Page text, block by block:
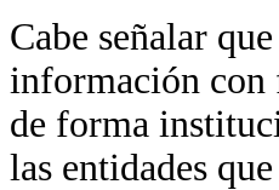
Cabe señalar
información con
de forma
las entidades